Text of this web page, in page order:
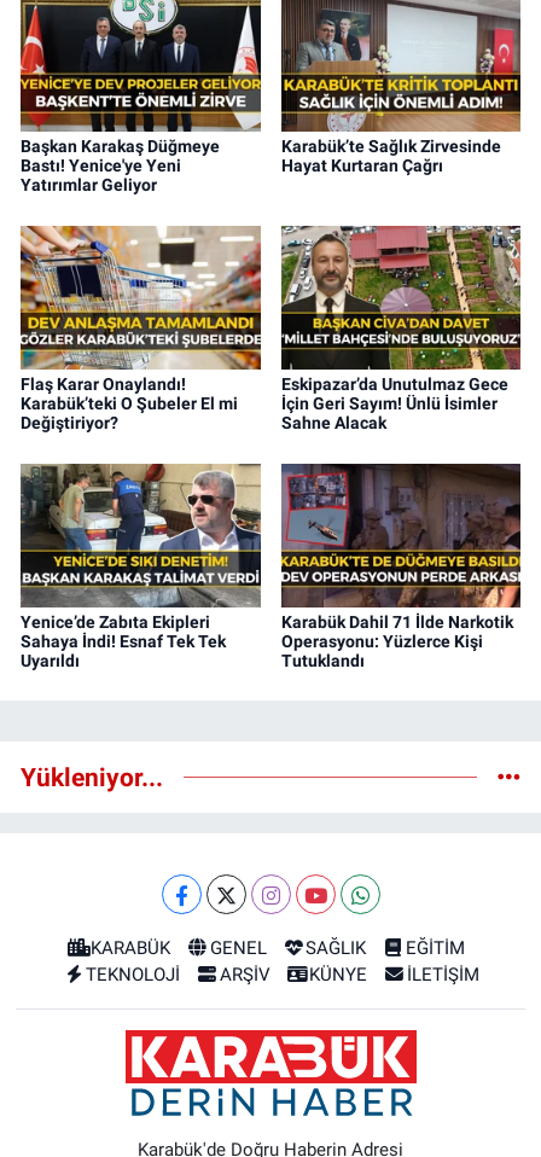
Başkan Karakaş Düğmeye
Bastı! Yenice'ye Yeni
Yatırımlar Geliyor
Karabük’te Sağlık Zirvesinde
Hayat Kurtaran Çağrı
Flaş Karar Onaylandı!
Karabük’teki O Şubeler El mi
Değiştiriyor?
Eskipazar’da Unutulmaz Gece
İçin Geri Sayım! Ünlü İsimler
Sahne Alacak
Yenice’de Zabıta Ekipleri
Sahaya İndi! Esnaf Tek Tek
Uyarıldı
Karabük Dahil 71 İlde Narkotik
Operasyonu: Yüzlerce Kişi
Tutuklandı
Yükleniyor...
KARABÜK GENEL SAĞLIK
EĞİTİM
TEKNOLOJİ
ARŞİV KÜNYE İLETİŞİM
Karabük'de Doğru Haberin Adresi